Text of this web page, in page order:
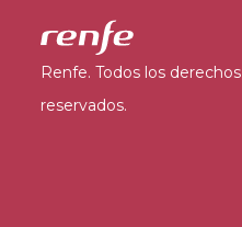
Renfe. Todos los derechos
reservados.